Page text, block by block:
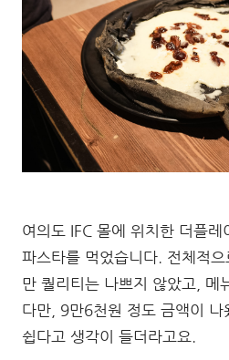
여의도 IFC 몰에 위치한 더플레
파스타를 먹었습니다. 전체적
만 퀄리티는 나쁘지 않았고, 메
다만, 9만6천원 정도 금액이
쉽다고 생각이 들더라고요.